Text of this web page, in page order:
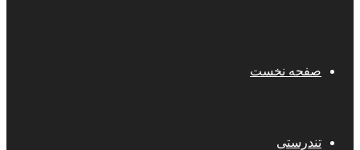
صفحه نخست
تندرستی